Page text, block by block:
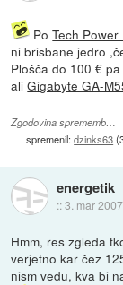
PoTech
ni brisbane jedro
Plošča do 100 €
aliGigabyte GA-
Zgodovina sprememb…
spremenil:dzinks63(
energetik
::3. mar
Hmm, res zgleda
verjetno kar čez
nism vedu, kva bi